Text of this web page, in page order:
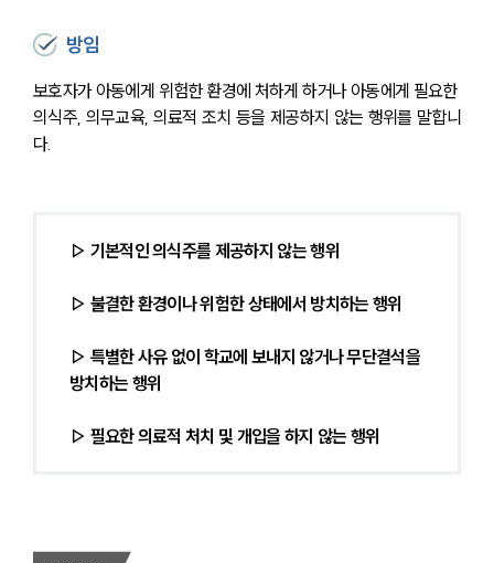
방임
보호자가 아동에게 위험한 환경에 처하게 하거나 아동에게 필요한
의식주, 의무교육, 의료적 조치 등을 제공하지 않는 행위를 말합니
다.
▷ 기본적인 의식주를 제공하지 않는 행위
▷ 불결한 환경이나 위험한 상태에서 방치하는 행위
▷ 특별한 사유 없이 학교에 보내지 않거나 무단결석을
방치하는 행위
▷ 필요한 의료적 처치 및 개입을 하지 않는 행위